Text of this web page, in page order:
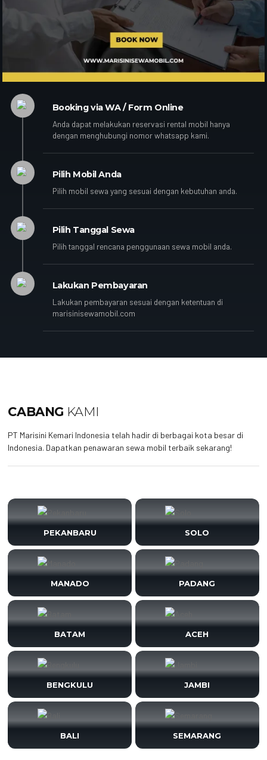
Booking via WA / Form Online
Anda dapat melakukan reservasi rental mobil hanya
dengan menghubungi nomor whatsapp kami.
Pilih Mobil Anda
Pilih mobil sewa yang sesuai dengan kebutuhan anda.
Pilih Tanggal Sewa
Pilih tanggal rencana penggunaan sewa mobil anda.
Lakukan Pembayaran
Lakukan pembayaran sesuai dengan ketentuan di
marisinisewamobil.com
CABANG KAMI
PT Marisini Kemari Indonesia telah hadir di berbagai kota besar di
Indonesia. Dapatkan penawaran sewa mobil terbaik sekarang!
PEKANBARU SOLO
MANADO PADANG
BATAM ACEH
BENGKULU JAMBI
BALI SEMARANG